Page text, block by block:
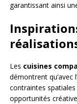
garantissant ainsi
Les cuisines
démontrent qu’avec
contraintes
opportunités